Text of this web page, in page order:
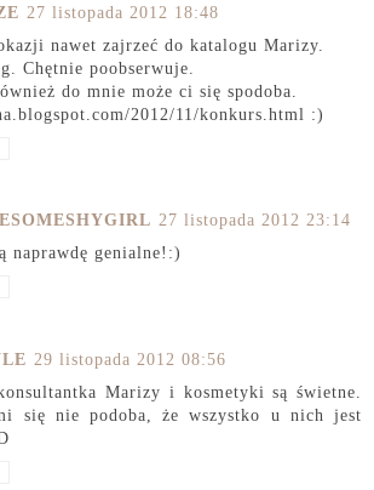
27 listopada 2012 18:48
nawet zajrzeć do katalogu Marizy.
Chętnie poobserwuje.
do mnie może ci się spodoba.
2012/11/konkurs.html :)
27 listopada 2012 23:14
naprawdę genialne!:)
29 listopada 2012 08:56
Marizy i kosmetyki są świetne.
się nie podoba, że wszystko u nich jest